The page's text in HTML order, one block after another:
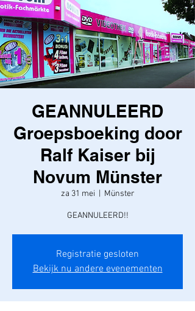
GEANNULEERD
Groepsboeking door
Ralf Kaiser bij
Novum Münster
za 31 mei Münster
GEANNULEERD!!
Registratie gesloten
Bekijk nu andere evenementen